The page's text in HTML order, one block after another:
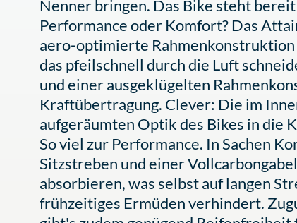
Nenner bringen. Das Bike steht
Performance oder Komfort? Das
aero-optimierte
das pfeilschnell durch die Luft
und einer ausgeklügelten
Kraftübertragung. Clever: Die im
aufgeräumten Optik des Bikes in die
So viel zur Performance. In Sachen
Sitzstreben und einer
absorbieren, was selbst auf langen
frühzeitiges Ermüden verhindert.